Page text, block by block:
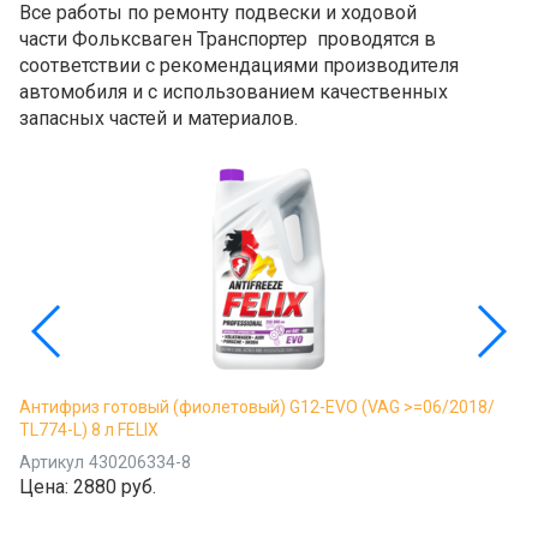
Все работы по ремонту подвески и ходовой
части Фольксваген Транспортер проводятся в
соответствии с рекомендациями производителя
автомобиля и с использованием качественных
запасных частей и материалов.
Антифриз готовый (фиолетовый) G12-EVO (VAG >=06/2018/
TL774-L) 8 л FELIX
Артикул 430206334-8
Цена: 2880 руб.